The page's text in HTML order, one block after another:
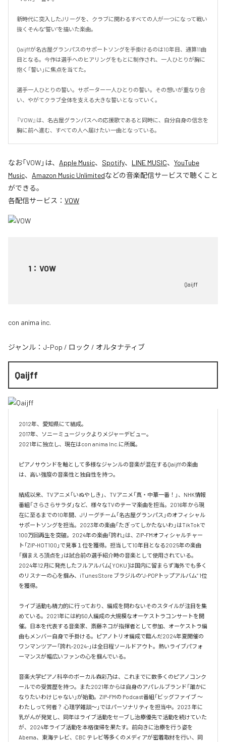
新時代に突入したJリーグを、クラブに関わるすべての人が一つになって戦い
抜く――そんな"誓い"を描いた楽曲。
Qaijffが名古屋グランパスのサポートソングを手掛けるのは10年目、通算11曲
目となる。今作は選手へのヒアリングをもとに制作され、一人ひとりが胸に
抱く「誓い」に焦点を当てた。
選手一人ひとりの誓い。サポーター一人ひとりの誓い。その想いが重なり合
い、やがてクラブ全体を支える大きな誓いとなっていく。
『VOW』は、名古屋グランパスへの応援歌であると同時に、自分自身の信念を
胸に前へ進む、すべての人へ届けたい一曲となっている。
なお「VOW」は、 Apple Music、 Spotify、 LINE MUSIC、 YouTube
Music、 Amazon Music Unlimitedなどの音楽配信サービスで聴くこと
ができる。
各配信サービス： VOW
1 ： VOW
Qaijff
con anima inc.
ジャンル： J-Pop / ロック / オルタナティブ
Qaijff
2012年、愛知県にて結成。
2017年、ソニーミュージックよりメジャーデビュー。
2021年に独立し、現在はcon anima Inc.に所属。
ピアノサウンドを軸として多様なジャンルの音楽が混在するQaijffの楽曲
は、高い強度の音楽性と独自性を持つ。
結成以来、TVアニメ「いぬやしき」、TVアニメ「真・中華一番！」、NHK情報
番組「さらさらサラダ」など、様々なTVのテーマ楽曲を担当。2016年から現
在に至るまでの10年間、Jリーグチーム「名古屋グランパス」のオフィシャル
サポートソングを担当。2023年の楽曲「たぎってしかたないわ」はTikTokで
100万回再生を突破。2024年の楽曲「誇れ」は、ZIP-FMオフィシャルチャー
ト「ZIP-HOT100」で見事１位を獲得。担当して10年目となる2025年の楽曲
「掴まえろ頂点を」は試合前の選手紹介時の音楽として使用されている。
2024年12月に発売したフルアルバム[YOKU]は国内に留まらず海外でも多く
のリスナーの心を掴み、iTunes Store ブラジルの”J-POPトップアルバム” 1位
を獲得。
ライブ活動も精力的に行っており、編成を問わないそのスタイルが注目を集
めている。2021年には約50人編成の大規模なオーケストラコンサートを開
催。日本を代表する音楽家、斎藤ネコが指揮者として参加、オーケストラ編
曲もメンバー自身で手掛ける。ピアノトリオ編成で臨んだ2024年夏開催の
ワンマンツアー「誇れ-2024-」は全日程ソールドアウト。熱いライブパフォ
ーマンスが幅広いファンの心を掴んでいる。
音楽大学ピアノ科卒のボーカル森彩乃は、これまでに数多くのピアノコンク
ールでの受賞歴を持つ。また2021年からは自身のアパレルブランド「誰かに
なりたいわけじゃない」が始動。ZIP-FMの Podcast番組「ビッグファイブ 〜
わたしって何者？ 心理学雑談〜」ではパーソナリティを担当中。2023 年に
乳がんが発覚し、同年はライブ活動をセーブし治療優先で活動を続けていた
が、2024年ライブ活動を本格復帰を果たす。前向きに治療を行う姿を
Abema、東海テレビ、CBC テレビ等多くのメディアが密着取材を行い、同